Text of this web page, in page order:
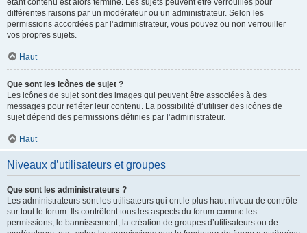
étant contenu est alors terminé. Les sujets peuvent être verrouillés pour
différentes raisons par un modérateur ou un administrateur. Selon les
permissions accordées par l’administrateur, vous pouvez ou non verrouiller
vos propres sujets.
Haut
Que sont les icônes de sujet ?
Les icônes de sujet sont des images qui peuvent être associées à des
messages pour refléter leur contenu. La possibilité d’utiliser des icônes de
sujet dépend des permissions définies par l’administrateur.
Haut
Niveaux d’utilisateurs et groupes
Que sont les administrateurs ?
Les administrateurs sont les utilisateurs qui ont le plus haut niveau de contrôle
sur tout le forum. Ils contrôlent tous les aspects du forum comme les
permissions, le bannissement, la création de groupes d’utilisateurs ou de